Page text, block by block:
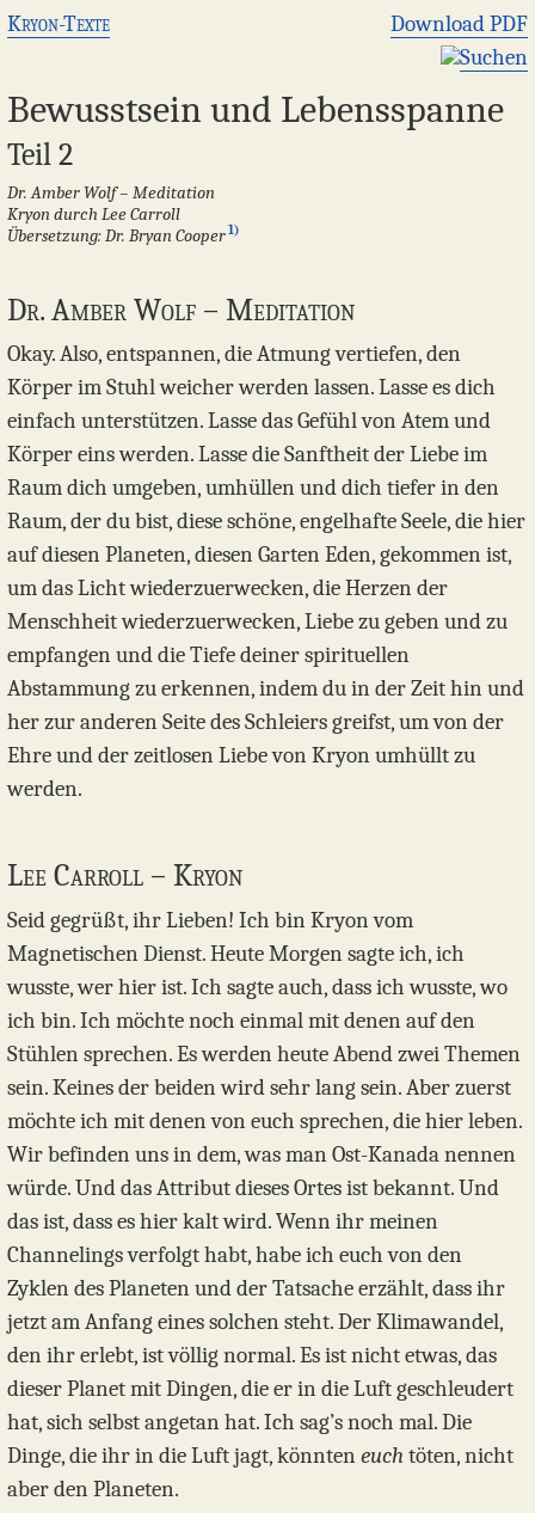
Kryon-Texte
Download PDF
Suchen
Bewusstsein und Lebensspanne
Teil 2
Dr. Amber Wolf – Meditation
Kryon durch Lee Carroll
Übersetzung: Dr. Bryan Cooper1)
Dr. Amber Wolf – Meditation
Okay. Also, entspannen, die Atmung vertiefen, den
Körper im Stuhl weicher werden lassen. Lasse es dich
einfach unterstützen. Lasse das Gefühl von Atem und
Körper eins werden. Lasse die Sanftheit der Liebe im
Raum dich umgeben, umhüllen und dich tiefer in den
Raum, der du bist, diese schöne, engelhafte Seele, die hier
auf diesen Planeten, diesen Garten Eden, gekommen ist,
um das Licht wiederzuerwecken, die Herzen der
Menschheit wiederzuerwecken, Liebe zu geben und zu
empfangen und die Tiefe deiner spirituellen
Abstammung zu erkennen, indem du in der Zeit hin und
her zur anderen Seite des Schleiers greifst, um von der
Ehre und der zeitlosen Liebe von Kryon umhüllt zu
werden.
Lee Carroll – Kryon
Seid gegrüßt, ihr Lieben! Ich bin Kryon vom
Magnetischen Dienst. Heute Morgen sagte ich, ich
wusste, wer hier ist. Ich sagte auch, dass ich wusste, wo
ich bin. Ich möchte noch einmal mit denen auf den
Stühlen sprechen. Es werden heute Abend zwei Themen
sein. Keines der beiden wird sehr lang sein. Aber zuerst
möchte ich mit denen von euch sprechen, die hier leben.
Wir befinden uns in dem, was man Ost-Kanada nennen
würde. Und das Attribut dieses Ortes ist bekannt. Und
das ist, dass es hier kalt wird. Wenn ihr meinen
Channelings verfolgt habt, habe ich euch von den
Zyklen des Planeten und der Tatsache erzählt, dass ihr
jetzt am Anfang eines solchen steht. Der Klimawandel,
den ihr erlebt, ist völlig normal. Es ist nicht etwas, das
dieser Planet mit Dingen, die er in die Luft geschleudert
hat, sich selbst angetan hat. Ich sag’s noch mal. Die
Dinge, die ihr in die Luft jagt, könnteneuch töten, nicht
aber den Planeten.